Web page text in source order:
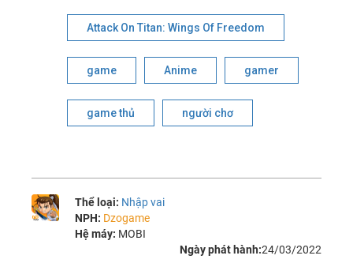
Attack On Titan: Wings Of Freedom
game Anime gamer
game thủ người chơ
Thể loại: Nhập vai
NPH: Dzogame
Hệ máy: MOBI
Ngày phát hành:24/03/2022